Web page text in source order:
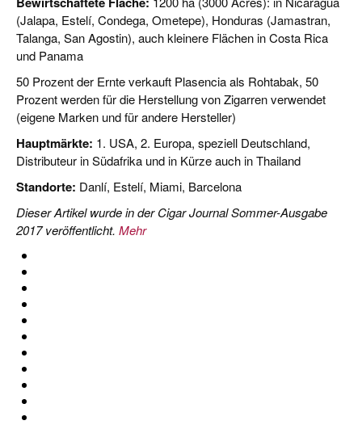
(Jalapa, Estelí, Condega, Ometepe), Honduras (Jamastran,
Talanga, San Agostin), auch kleinere Flächen in Costa Rica
und Panama
50 Prozent der Ernte verkauft Plasencia als Rohtabak, 50
Prozent werden für die Herstellung von Zigarren verwendet
(eigene Marken und für andere Hersteller)
Hauptmärkte: 1. USA, 2. Europa, speziell Deutschland,
Distributeur in Südafrika und in Kürze auch in Thailand
Standorte: Danlí, Estelí, Miami, Barcelona
Dieser Artikel wurde in der Cigar Journal Sommer-Ausgabe
2017 veröffentlicht. Mehr